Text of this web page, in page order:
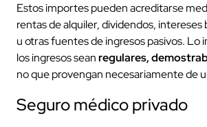
Estos importes pueden acreditarse
rentas de alquiler, dividendos, intereses
u otras fuentes de ingresos pasivos. Lo
los ingresos seanregulares,
no que provengan necesariamente de
Seguro médico privado